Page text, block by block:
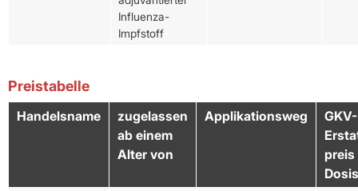
Influenza-
Impfstoff
Preistabelle
Handelsname
zugelassen
ab einem
Alter von
Applikationsweg
GKV-